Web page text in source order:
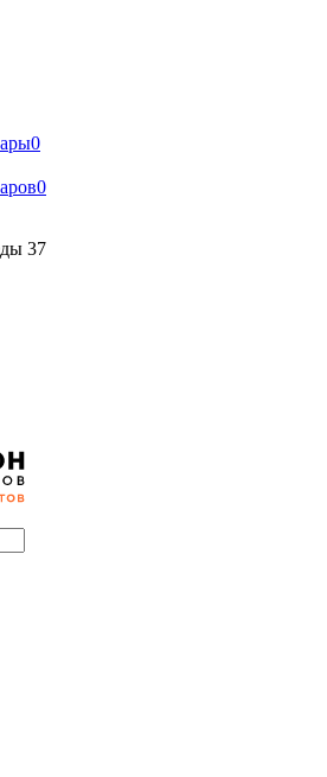
0
0
37